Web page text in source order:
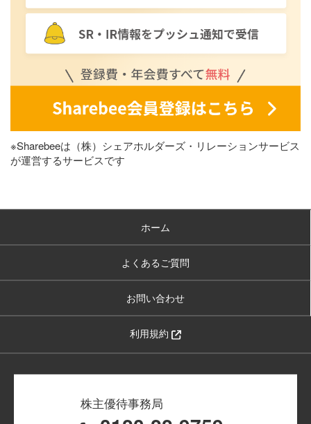
※Sharebeeは（株）シェアホルダーズ・リレーションサービス
が運営するサービスです
ホーム
よくあるご質問
お問い合わせ
利用規約
株主優待事務局